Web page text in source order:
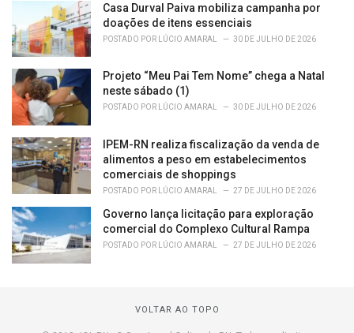
Casa Durval Paiva mobiliza campanha por
doações de itens essenciais
POSTADO POR LÚCIO AMARAL 30 DE JULHO DE 2026
Projeto “Meu Pai Tem Nome” chega a Natal
neste sábado (1)
POSTADO POR LÚCIO AMARAL 30 DE JULHO DE 2026
IPEM-RN realiza fiscalização da venda de
alimentos a peso em estabelecimentos
comerciais de shoppings
POSTADO POR LÚCIO AMARAL 27 DE JULHO DE 2026
Governo lança licitação para exploração
comercial do Complexo Cultural Rampa
POSTADO POR LÚCIO AMARAL 27 DE JULHO DE 2026
VOLTAR AO TOPO